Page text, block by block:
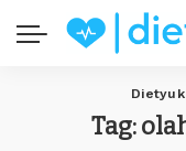
Dietyuk
Tag: